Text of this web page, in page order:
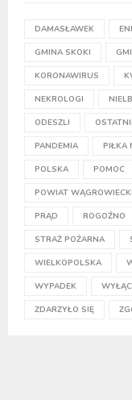
DAMASŁAWEK
GMINA SKOKI
KORONAWIRUS
NEKROLOGI
ODESZLI
PANDEMIA PIŁKA
POLSKA POMOC
POWIAT WĄGROWIECKI
PRĄD ROGOŹNO
STRAŻ POŻARNA
WIELKOPOLSKA
WYPADEK
ZDARZYŁO SIĘ